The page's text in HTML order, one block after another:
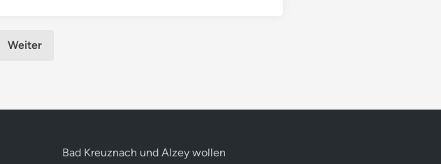
Weiter
Bad Kreuznach und Alzey wollen